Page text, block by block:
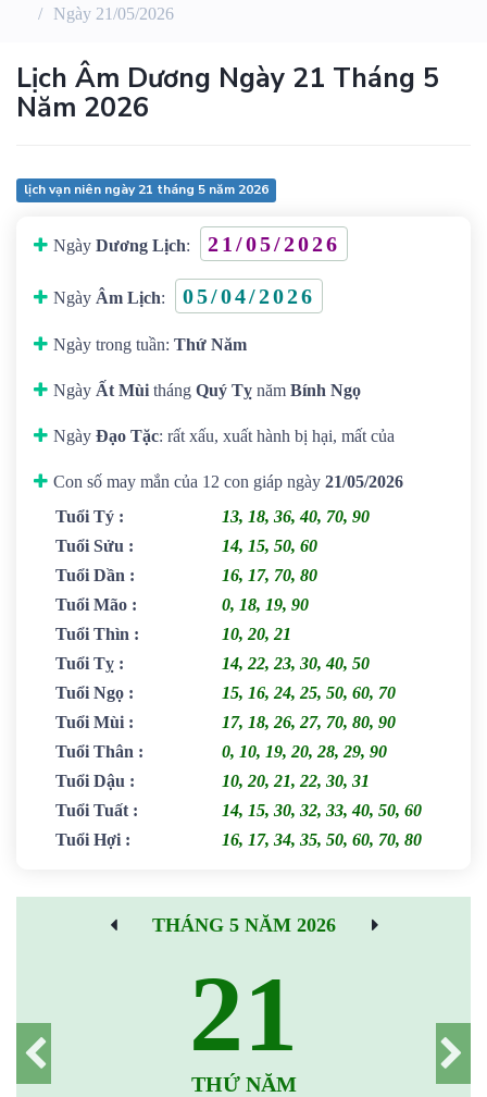
Ngày 21/05/2026
Lịch Âm Dương Ngày 21 Tháng 5
Năm 2026
lịch vạn niên ngày 21 tháng 5 năm 2026
Ngày Dương Lịch: 21/05/2026
Ngày Âm Lịch: 05/04/2026
Ngày trong tuần: Thứ Năm
Ngày Ất Mùi tháng Quý Tỵ năm Bính Ngọ
Ngày Đạo Tặc: rất xấu, xuất hành bị hại, mất của
Con số may mắn của 12 con giáp ngày 21/05/2026
Tuổi Tý :
13, 18, 36, 40, 70, 90
Tuổi Sửu :
14, 15, 50, 60
Tuổi Dần :
16, 17, 70, 80
Tuổi Mão :
0, 18, 19, 90
Tuổi Thìn :
10, 20, 21
Tuổi Tỵ :
14, 22, 23, 30, 40, 50
Tuổi Ngọ :
15, 16, 24, 25, 50, 60, 70
Tuổi Mùi :
17, 18, 26, 27, 70, 80, 90
Tuổi Thân :
0, 10, 19, 20, 28, 29, 90
Tuổi Dậu :
10, 20, 21, 22, 30, 31
Tuổi Tuất :
14, 15, 30, 32, 33, 40, 50, 60
Tuổi Hợi : 16, 17, 34, 35, 50, 60, 70, 80
THÁNG 5 NĂM 2026
21
THỨ NĂM